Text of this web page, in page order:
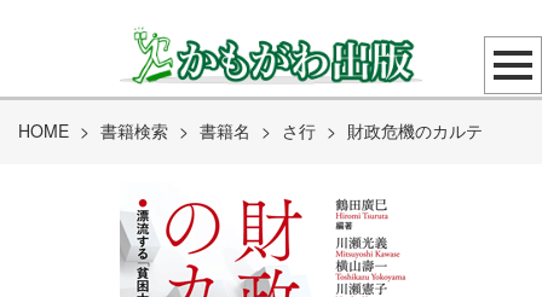
HOME > 書籍検索 > 書籍名 > さ行 > 財政危機のカルテ